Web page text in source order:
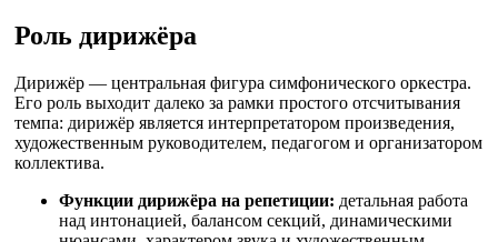
Роль дирижёра
Дирижёр — центральная фигура симфонического оркестра.
Его роль выходит далеко за рамки простого отсчитывания
темпа: дирижёр является интерпретатором произведения,
художественным руководителем, педагогом и организатором
коллектива.
Функции дирижёра на репетиции: детальная работа
над интонацией, балансом секций, динамическими